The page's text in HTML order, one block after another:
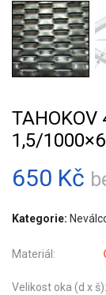
TAHOKOV
1,5/
650 Kč
Kategorie:
Materiál:
Velikost oka (d x š):